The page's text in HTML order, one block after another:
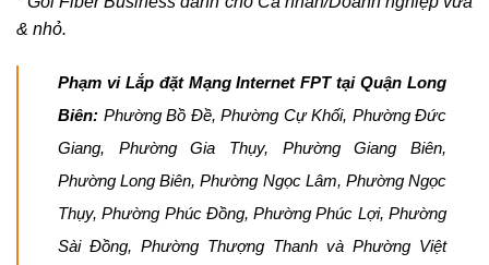
& nhỏ.
Phạm vi Lắp đặt Mạng Internet FPT tại Quận Long
Biên: Phường Bồ Đề, Phường Cự Khối, Phường Đức
Giang, Phường Gia Thụy, Phường Giang Biên,
Phường Long Biên, Phường Ngọc Lâm, Phường Ngọc
Thụy, Phường Phúc Đồng, Phường Phúc Lợi, Phường
Sài Đồng, Phường Thượng Thanh và Phường Việt